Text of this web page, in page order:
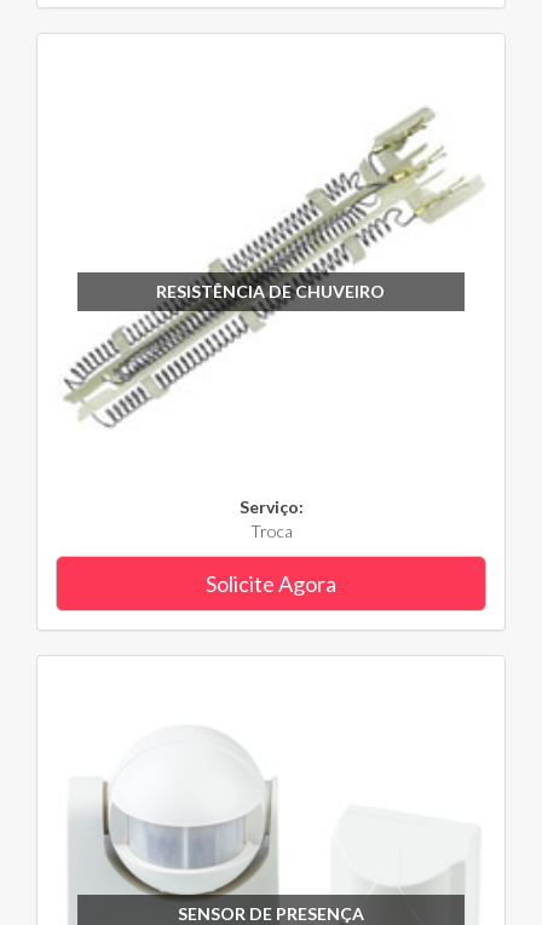
RESISTÊNCIA DE CHUVEIRO
Serviço:
Troca
Solicite Agora
SENSOR DE PRESENÇA